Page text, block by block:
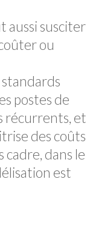
aussi susciter
ou
standards
postes de
récurrents, et
des coûts
cadre, dans le
est